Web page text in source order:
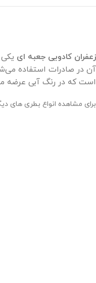
زعفران کادویی جعبه ای
آن در صادرات استفاده
است که در رنگ آبی عرضه
برای مشاهده انواع بطری های